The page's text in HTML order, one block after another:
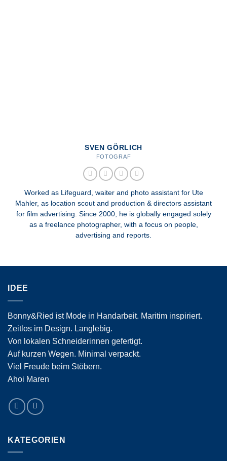
SVEN GÖRLICH
FOTOGRAF
Worked as Lifeguard, waiter and photo assistant for Ute
Mahler, as location scout and production & directors assistant
for film advertising. Since 2000, he is globally engaged solely
as a freelance photographer, with a focus on people,
advertising and reports.
IDEE
Bonny&Ried ist Mode in Handarbeit. Maritim inspiriert.
Zeitlos im Design. Langlebig.
Von lokalen Schneiderinnen gefertigt.
Auf kurzen Wegen. Minimal verpackt.
Viel Freude beim Stöbern.
Ahoi Maren
KATEGORIEN